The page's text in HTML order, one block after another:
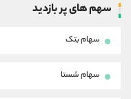
سهم های پر بازدید
سهام بتک
سهام شستا